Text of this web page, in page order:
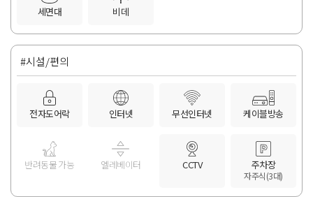
세면대 비데
#시설/편의
전자도어락 인터넷 무선인터넷 케이블방송
반려동물 가능 엘레베이터 CCTV 주차장
자주식(3대)